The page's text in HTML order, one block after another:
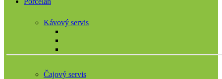
Kávový servis
Čajový servis